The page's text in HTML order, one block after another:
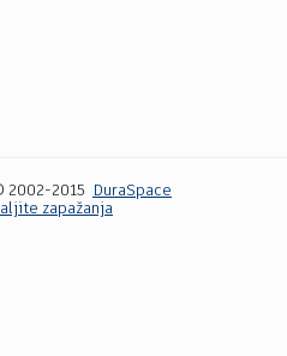
2002-2015
DuraSpace
zapažanja